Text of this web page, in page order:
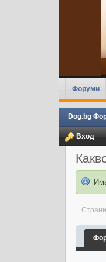
Форуми
Dog.bg
Вход